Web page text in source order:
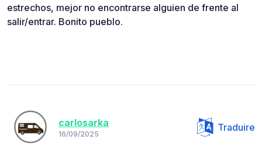
estrechos, mejor no encontrarse alguien de frente al
salir/entrar. Bonito pueblo.
carlosarka
16/09/2025
Traduire